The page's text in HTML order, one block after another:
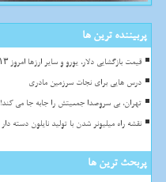
پربیننده ترین ها
قیمت بازگشایی دلار، یورو و سایر ارزها امروز ۱۳ خرداد ۱۴۰۵ به همراه جدول
درس هایی برای نجات سرزمین مادری
تهران، بی سروصدا جمعیتش را جابه جا می کند!
نقشه راه میلیونر شدن با تولید نایلون دسته دار
پربحث ترین ها